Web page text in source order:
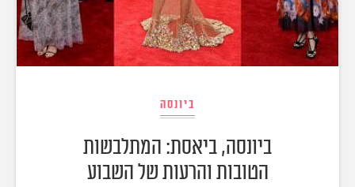
ביונסה
ביונסה, ביאסת: המתלבשות
הטובות והרעות של השבוע